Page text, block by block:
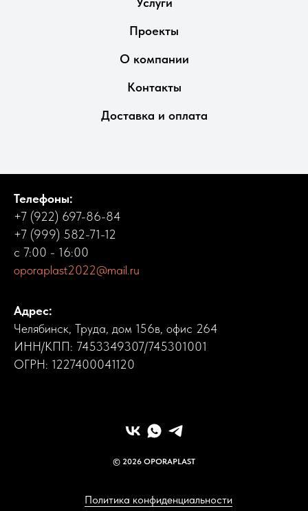
Проекты
О компании
Контакты
Доставка и оплата
Телефоны:
+7 (922) 697-86-84
+7 (999) 582-71-12
с 7:00 - 16:00
oporaplast2022@mail.ru
Адрес:
Челябинск, Труда, дом 156в, офис 264
ИНН/КПП: 7453349307/745301001
ОГРН: 1227400041120
© 2026 OPORAPLAST
Политика конфиденциальности